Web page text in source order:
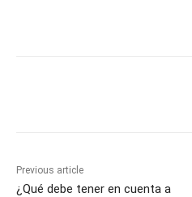
Previous article
¿Qué debe tener en cuenta a